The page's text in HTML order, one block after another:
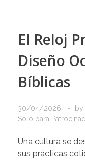
El Reloj
Diseño
Bíblicas
30/04/2026 by
Solo para
Una cultura se
sus prácticas